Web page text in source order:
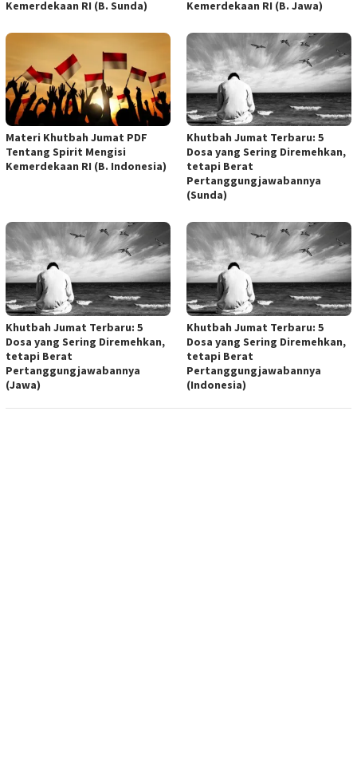
Kemerdekaan RI (B. Sunda) Kemerdekaan RI (B. Jawa)
Materi Khutbah Jumat PDF
Tentang Spirit Mengisi
Kemerdekaan RI (B. Indonesia)
Khutbah Jumat Terbaru: 5
Dosa yang Sering Diremehkan,
tetapi Berat
Pertanggungjawabannya
(Sunda)
Khutbah Jumat Terbaru: 5
Dosa yang Sering Diremehkan,
tetapi Berat
Pertanggungjawabannya
(Jawa)
Khutbah Jumat Terbaru: 5
Dosa yang Sering Diremehkan,
tetapi Berat
Pertanggungjawabannya
(Indonesia)